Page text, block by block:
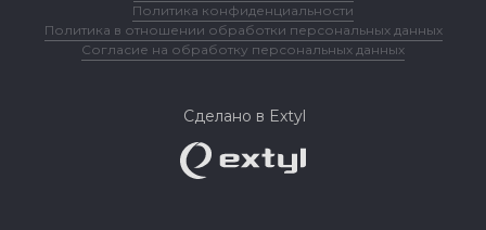
Политика конфиденциальности
Политика в отношении обработки персональных данных
Согласие на обработку персональных данных
Сделано в Extyl